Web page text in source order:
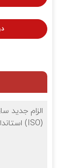
الزام جدید
استانداردسازی (ISO)